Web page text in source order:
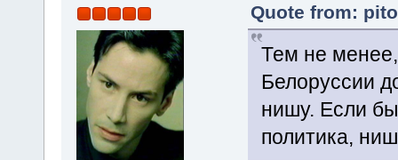
Quote from:
Тем не
Белоруссии
нишу. Если
политика,